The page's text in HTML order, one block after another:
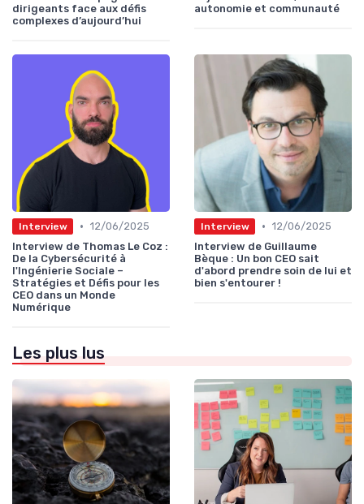
dirigeants face aux défis
complexes d’aujourd’hui
autonomie et communauté
Interview • 12/06/2025
Interview de Thomas Le Coz :
De la Cybersécurité à
l'Ingénierie Sociale –
Stratégies et Défis pour les
CEO dans un Monde
Numérique
Interview • 12/06/2025
Interview de Guillaume
Bèque : Un bon CEO sait
d'abord prendre soin de lui et
bien s'entourer !
Les plus lus